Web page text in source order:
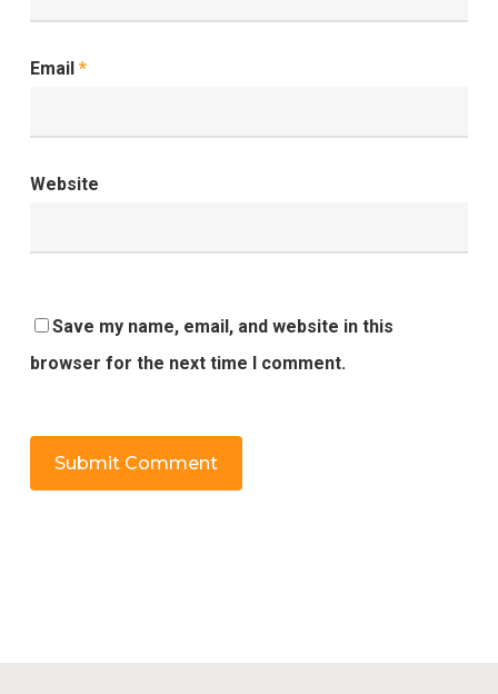
Email *
Website
Save my name, email, and website in this
browser for the next time I comment.